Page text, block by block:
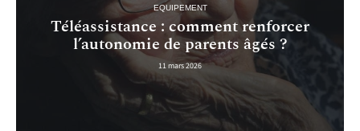
EQUIPEMENT
Téléassistance : comment renforcer
l’autonomie de parents âgés ?
11 mars 2026